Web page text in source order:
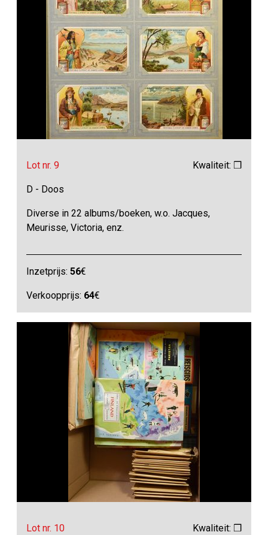
Lot nr. 9 Kwaliteit: ❒
D - Doos
Diverse in 22 albums/boeken, w.o. Jacques,
Meurisse, Victoria, enz.
Inzetprijs:56€
Verkoopprijs: 64€
Lot nr. 10 Kwaliteit: ❒